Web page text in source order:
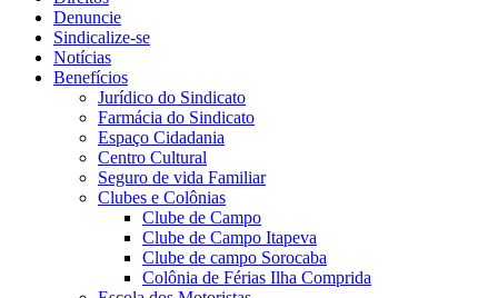
Denuncie
Sindicalize-se
Notícias
Benefícios
Jurídico do Sindicato
Farmácia do Sindicato
Espaço Cidadania
Centro Cultural
Seguro de vida Familiar
Clubes e Colônias
Clube de Campo
Clube de Campo Itapeva
Clube de campo Sorocaba
Colônia de Férias Ilha Comprida